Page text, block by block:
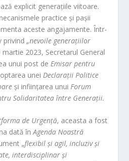
explicit generațiile viitoare.
practice și pașii
aceste angajamente. Într-
privind„nevoile generațiilor
2023, Secretarul General
unui post deEmisar pentru
uneiDeclarații Politice
și inființarea unuiForum
Solidaritatea între Generații.
de Urgență, aceasta a fost
dată înAgenda Noastră
„flexibil și agil, incluziv și
interdisciplinar și